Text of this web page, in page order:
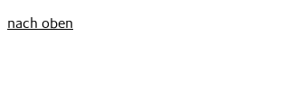
nach oben